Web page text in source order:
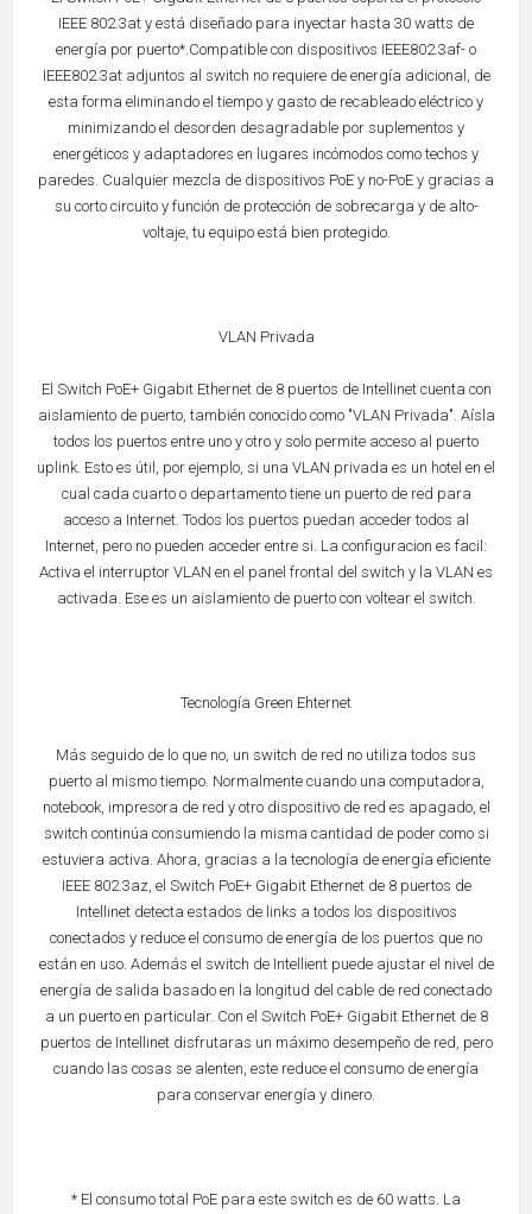
IEEE 802.3at y está diseñado para inyectar hasta 30 watts de
energía por puerto*.Compatible con dispositivos IEEE802.3af- o
IEEE802.3at adjuntos al switch no requiere de energía adicional, de
esta forma eliminando el tiempo y gasto de recableado eléctrico y
minimizando el desorden desagradable por suplementos y
energéticos y adaptadores en lugares incómodos como techos y
paredes. Cualquier mezcla de dispositivos PoE y no-PoE y gracias a
su corto circuito y función de protección de sobrecarga y de alto-
voltaje, tu equipo está bien protegido.
VLAN Privada
El Switch PoE+ Gigabit Ethernet de 8 puertos de Intellinet cuenta con
aislamiento de puerto, también conocido como "VLAN Privada". Aísla
todos los puertos entre uno y otro y solo permite acceso al puerto
uplink. Esto es útil, por ejemplo, si una VLAN privada es un hotel en el
cual cada cuarto o departamento tiene un puerto de red para
acceso a Internet. Todos los puertos puedan acceder todos al
Internet, pero no pueden acceder entre si. La configuracion es facil:
Activa el interruptor VLAN en el panel frontal del switch y la VLAN es
activada. Ese es un aislamiento de puerto con voltear el switch.
Tecnología Green Ehternet
Más seguido de lo que no, un switch de red no utiliza todos sus
puerto al mismo tiempo. Normalmente cuando una computadora,
notebook, impresora de red y otro dispositivo de red es apagado, el
switch continúa consumiendo la misma cantidad de poder como si
estuviera activa. Ahora, gracias a la tecnología de energía eficiente
IEEE 802.3az, el Switch PoE+ Gigabit Ethernet de 8 puertos de
Intellinet detecta estados de links a todos los dispositivos
conectados y reduce el consumo de energía de los puertos que no
están en uso. Además el switch de Intellient puede ajustar el nivel de
energía de salida basado en la longitud del cable de red conectado
a un puerto en particular. Con el Switch PoE+ Gigabit Ethernet de 8
puertos de Intellinet disfrutaras un máximo desempeño de red, pero
cuando las cosas se alenten, este reduce el consumo de energía
para conservar energía y dinero.
* El consumo total PoE para este switch es de 60 watts. La